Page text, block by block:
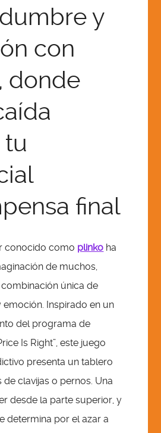
LAND FOUND:
AI AND THE FUTURE OF
y
con
donde
tu
final
conocido como plinko ha
de muchos,
única de
Inspirado en un
del programa de
Is Right”, este juego
presenta un tablero
de clavijas o pernos. Una
desde la parte superior, y
determina por el azar a